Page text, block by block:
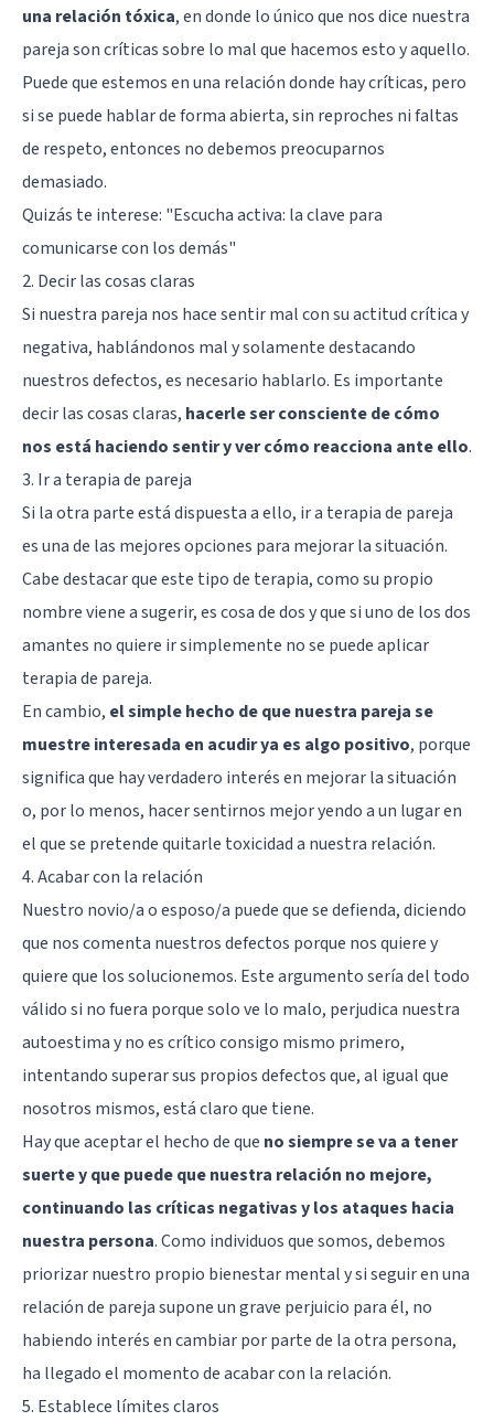
una relación tóxica, en donde lo único que nos dice nuestra
pareja son críticas sobre lo mal que hacemos esto y aquello.
Puede que estemos en una relación donde hay críticas, pero
si se puede hablar de forma abierta, sin reproches ni faltas
de respeto, entonces no debemos preocuparnos
demasiado.
Quizás te interese: "Escucha activa: la clave para
comunicarse con los demás"
2. Decir las cosas claras
Si nuestra pareja nos hace sentir mal con su actitud crítica y
negativa, hablándonos mal y solamente destacando
nuestros defectos, es necesario hablarlo. Es importante
decir las cosas claras, hacerle ser consciente de cómo
nos está haciendo sentir y ver cómo reacciona ante ello.
3. Ir a terapia de pareja
Si la otra parte está dispuesta a ello, ir a terapia de pareja
es una de las mejores opciones para mejorar la situación.
Cabe destacar que este tipo de terapia, como su propio
nombre viene a sugerir, es cosa de dos y que si uno de los dos
amantes no quiere ir simplemente no se puede aplicar
terapia de pareja.
En cambio, el simple hecho de que nuestra pareja se
muestre interesada en acudir ya es algo positivo, porque
significa que hay verdadero interés en mejorar la situación
o, por lo menos, hacer sentirnos mejor yendo a un lugar en
el que se pretende quitarle toxicidad a nuestra relación.
4. Acabar con la relación
Nuestro novio/a o esposo/a puede que se defienda, diciendo
que nos comenta nuestros defectos porque nos quiere y
quiere que los solucionemos. Este argumento sería del todo
válido si no fuera porque solo ve lo malo, perjudica nuestra
autoestima y no es crítico consigo mismo primero,
intentando superar sus propios defectos que, al igual que
nosotros mismos, está claro que tiene.
Hay que aceptar el hecho de que no siempre se va a tener
suerte y que puede que nuestra relación no mejore,
continuando las críticas negativas y los ataques hacia
nuestra persona. Como individuos que somos, debemos
priorizar nuestro propio bienestar mental y si seguir en una
relación de pareja supone un grave perjuicio para él, no
habiendo interés en cambiar por parte de la otra persona,
ha llegado el momento de acabar con la relación.
5. Establece límites claros